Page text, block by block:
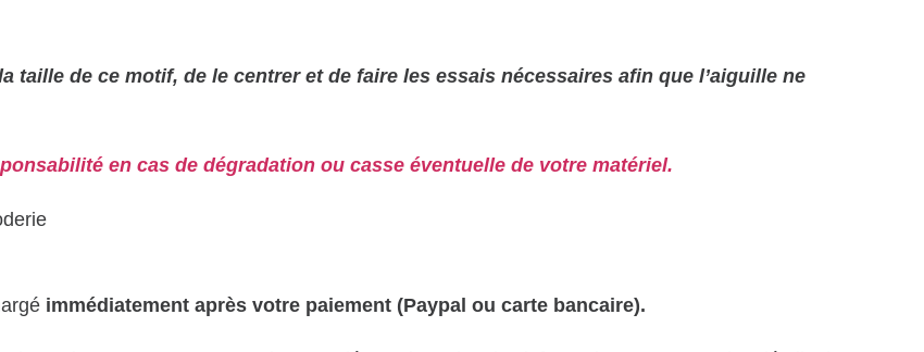
de ce motif, de le centrer et de faire les essais nécessaires afin que l’aiguille ne
en cas de dégradation ou casse éventuelle de votre matériel.
immédiatement après votre paiement (Paypal ou carte bancaire).